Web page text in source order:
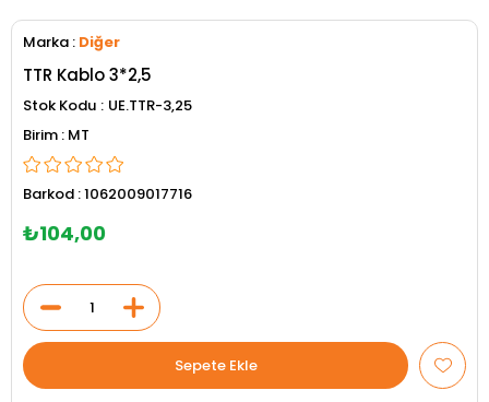
Marka : Diğer
TTR Kablo 3*2,5
Stok Kodu
UE.TTR-3,25
MT
Barkod :1062009017716
₺104,00